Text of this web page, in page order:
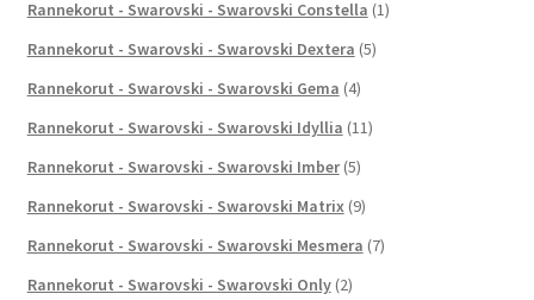
Rannekorut - Swarovski - Swarovski Constella (1)
Rannekorut - Swarovski - Swarovski Dextera (5)
Rannekorut - Swarovski - Swarovski Gema (4)
Rannekorut - Swarovski - Swarovski Idyllia (11)
Rannekorut - Swarovski - Swarovski Imber (5)
Rannekorut - Swarovski - Swarovski Matrix (9)
Rannekorut - Swarovski - Swarovski Mesmera (7)
Rannekorut - Swarovski - Swarovski Only (2)